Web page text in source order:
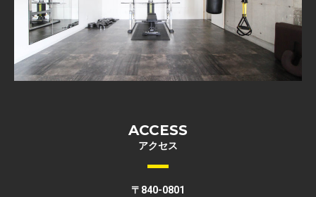
ACCESS
アクセス
〒840-0801